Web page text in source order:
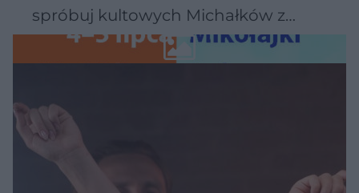
spróbuj kultowych Michałków z
Wawelu